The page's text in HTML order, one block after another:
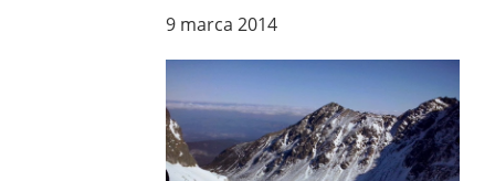
9 marca 2014